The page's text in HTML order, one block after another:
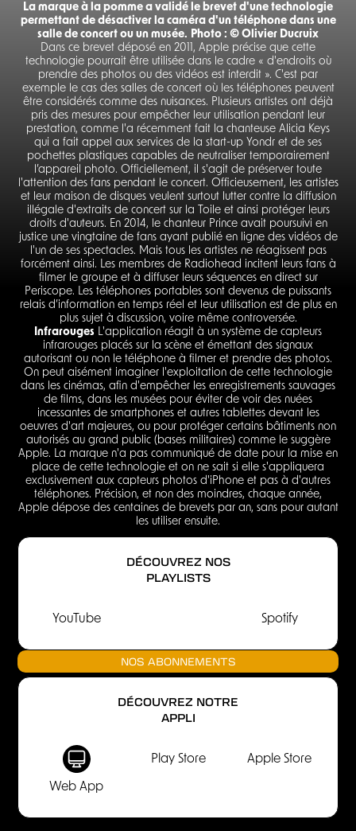
La marque à la pomme a validé le brevet d'une technologie
permettant de désactiver la caméra d'un téléphone dans une
salle de concert ou un musée. Photo : © Olivier Ducruix
Dans ce brevet déposé en 2011, Apple précise que cette
technologie pourrait être utilisée dans le cadre « d'endroits où
prendre des photos ou des vidéos est interdit ». C'est par
exemple le cas des salles de concert où les téléphones peuvent
être considérés comme des nuisances. Plusieurs artistes ont déjà
pris des mesures pour empêcher leur utilisation pendant leur
prestation, comme l'a récemment fait la chanteuse Alicia Keys
qui a fait appel aux services de la start-up Yondr et de ses
pochettes plastiques capables de neutraliser temporairement
l’appareil photo. Officiellement, il s'agit de préserver toute
l'attention des fans pendant le concert. Officieusement, les artistes
et leur maison de disques veulent surtout lutter contre la diffusion
illégale d'extraits de concert sur la Toile et ainsi protéger leurs
droits d'auteurs. En 2014, le chanteur Prince avait poursuivi en
justice une vingtaine de fans ayant publié en ligne des vidéos de
l'un de ses spectacles. Mais tous les artistes ne réagissent pas
forcément ainsi. Les membres de Radiohead incitent leurs fans à
filmer le groupe et à diffuser leurs séquences en direct sur
Periscope. Les téléphones portables sont devenus de puissants
relais d’information en temps réel et leur utilisation est de plus en
plus sujet à discussion, voire même controversée.
Infrarouges L'application réagit à un système de capteurs
infrarouges placés sur la scène et émettant des signaux
autorisant ou non le téléphone à filmer et prendre des photos.
On peut aisément imaginer l'exploitation de cette technologie
dans les cinémas, afin d'empêcher les enregistrements sauvages
de films, dans les musées pour éviter de voir des nuées
incessantes de smartphones et autres tablettes devant les
oeuvres d'art majeures, ou pour protéger certains bâtiments non
autorisés au grand public (bases militaires) comme le suggère
Apple. La marque n'a pas communiqué de date pour la mise en
place de cette technologie et on ne sait si elle s'appliquera
exclusivement aux capteurs photos d'iPhone et pas à d'autres
téléphones. Précision, et non des moindres, chaque année,
Apple dépose des centaines de brevets par an, sans pour autant
les utiliser ensuite.
DÉCOUVREZ NOS
PLAYLISTS
YouTube Spotify
NOS ABONNEMENTS
DÉCOUVREZ NOTRE
APPLI
Web App
Play Store Apple Store